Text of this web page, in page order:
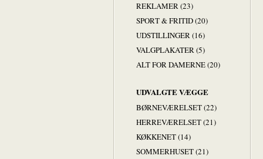
REKLAMER (23)
SPORT & FRITID (20)
UDSTILLINGER (16)
VALGPLAKATER (5)
ALT FOR DAMERNE (20)
UDVALGTE VÆGGE
BØRNEVÆRELSET (22)
HERREVÆRELSET (21)
KØKKENET (14)
SOMMERHUSET (21)